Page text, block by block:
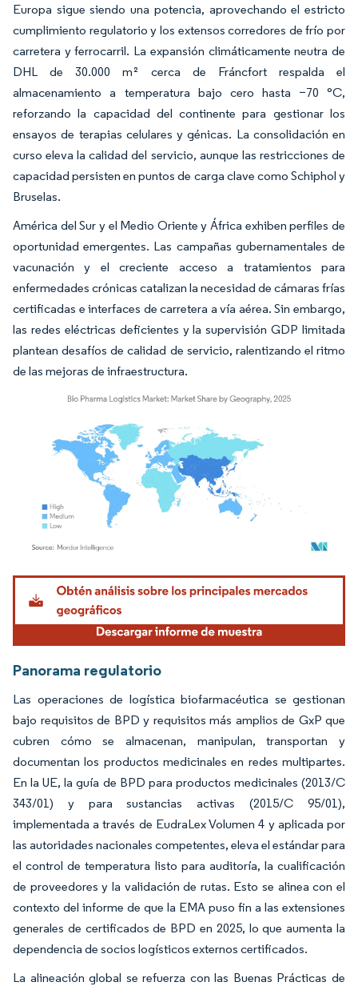
Europa sigue siendo una potencia, aprovechando el estricto
cumplimiento regulatorio y los extensos corredores de frío por
carretera y ferrocarril. La expansión climáticamente neutra de
DHL de 30.000 m² cerca de Fráncfort respalda el
almacenamiento a temperatura bajo cero hasta −70 °C,
reforzando la capacidad del continente para gestionar los
ensayos de terapias celulares y génicas. La consolidación en
curso eleva la calidad del servicio, aunque las restricciones de
capacidad persisten en puntos de carga clave como Schiphol y
Bruselas.
América del Sur y el Medio Oriente y África exhiben perfiles de
oportunidad emergentes. Las campañas gubernamentales de
vacunación y el creciente acceso a tratamientos para
enfermedades crónicas catalizan la necesidad de cámaras frías
certificadas e interfaces de carretera a vía aérea. Sin embargo,
las redes eléctricas deficientes y la supervisión GDP limitada
plantean desafíos de calidad de servicio, ralentizando el ritmo
de las mejoras de infraestructura.
Imagen © Mordor Intelligence. El uso requiere atribución según CC BY 4.0.
Panorama regulatorio
Las operaciones de logística biofarmacéutica se gestionan
bajo requisitos de BPD y requisitos más amplios de GxP que
cubren cómo se almacenan, manipulan, transportan y
documentan los productos medicinales en redes multipartes.
En la UE, la guía de BPD para productos medicinales (2013/C
343/01) y para sustancias activas (2015/C 95/01),
implementada a través de EudraLex Volumen 4 y aplicada por
las autoridades nacionales competentes, eleva el estándar para
el control de temperatura listo para auditoría, la cualificación
de proveedores y la validación de rutas. Esto se alinea con el
contexto del informe de que la EMA puso fin a las extensiones
generales de certificados de BPD en 2025, lo que aumenta la
dependencia de socios logísticos externos certificados.
La alineación global se refuerza con las Buenas Prácticas de